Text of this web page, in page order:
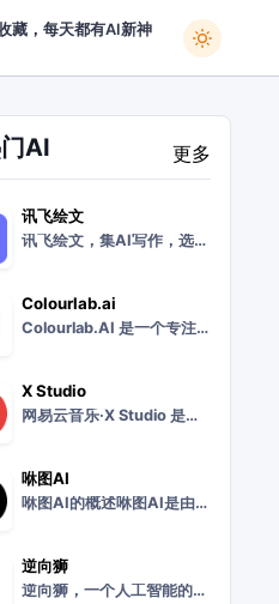
藏，每天都有AI新神
更多
AI
讯飞绘文
讯飞绘文，集AI写作，选题，配图，排版，润色，发布等功能为一体的智能创作平台。通用稿件30分钟生成，深度稿件效率翻番。应用于企业公众号，头条，新闻、等场景。释放
Colourlab.ai
Colourlab.AI 是一个专注于色彩管理和处理的在线平台。Colourlab.AI 平台旨在为创意专业人士提供先进的色彩工具和解决方案。虽然具体功能细节有
X Studio
网易云音乐·X Studio 是网易云音乐推出的一款AI音乐创作工具。网易云音乐·X Studio 工具旨在为音乐创作者提供一个智能化的创作平台，结合了人工智能
咻图AI
咻图AI的概述咻图AI是由海南星图速云科技有限公司开发的一款面向影楼的摄影后期AI修图软件。该软件利用AI人脸识别和先进的图像算法，旨在帮助影楼摄影师快速高效地
逆向狮
逆向狮，一个人工智能的AI网站。汇集智能问答，绘画，图片处理，知识库训练，论文写作等AI应用。人类思维写作我们的ai模型能按人类正常写作习惯和思维，从分析到构思